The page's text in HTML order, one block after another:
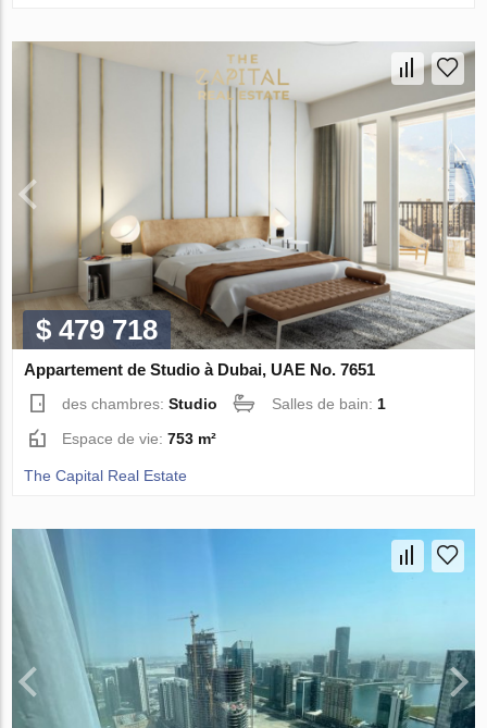
$ 479 718
Appartement de Studio à Dubai, UAE No. 7651
des chambres:Studio Salles de bain:1
Espace de vie:753 m²
The Capital Real Estate